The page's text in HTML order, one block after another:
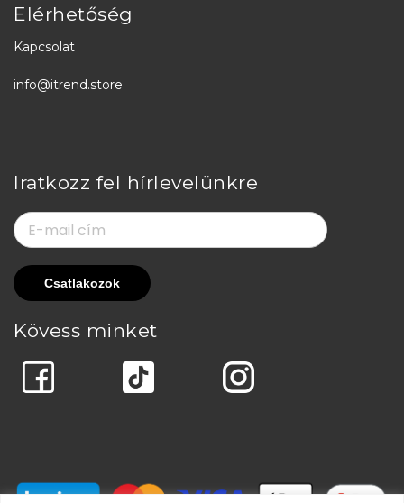
Elérhetőség
Kapcsolat
info@itrend.store
Iratkozz fel hírlevelünkre
Kövess minket